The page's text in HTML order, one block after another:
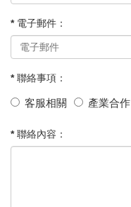
* 電子郵件：
* 聯絡事項：
客服相關 產業合作
* 聯絡內容：